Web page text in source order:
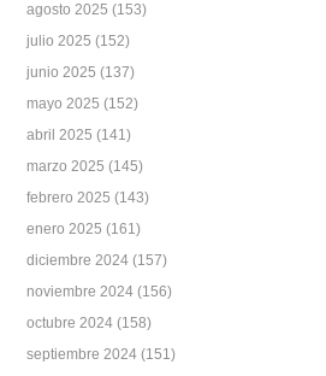
agosto 2025 (153)
julio 2025 (152)
junio 2025 (137)
mayo 2025 (152)
abril 2025 (141)
marzo 2025 (145)
febrero 2025 (143)
enero 2025 (161)
diciembre 2024 (157)
noviembre 2024 (156)
octubre 2024 (158)
septiembre 2024 (151)